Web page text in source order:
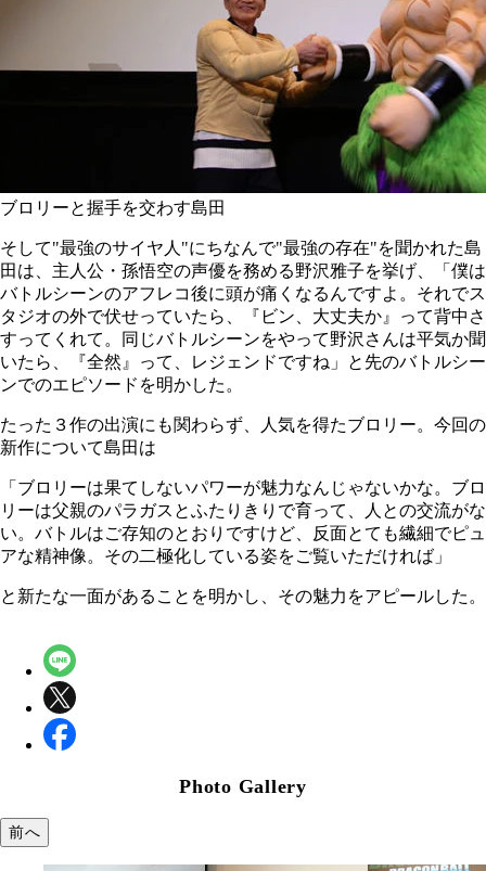
ブロリーと握手を交わす島田
そして"最強のサイヤ人"にちなんで"最強の存在"を聞かれた島
田は、主人公・孫悟空の声優を務める野沢雅子を挙げ、「僕は
バトルシーンのアフレコ後に頭が痛くなるんですよ。それでス
タジオの外で伏せっていたら、『ビン、大丈夫か』って背中さ
すってくれて。同じバトルシーンをやって野沢さんは平気か聞
いたら、『全然』って、レジェンドですね」と先のバトルシー
ンでのエピソードを明かした。
たった３作の出演にも関わらず、人気を得たブロリー。今回の
新作について島田は
「ブロリーは果てしないパワーが魅力なんじゃないかな。ブロ
リーは父親のパラガスとふたりきりで育って、人との交流がな
い。バトルはご存知のとおりですけど、反面とても繊細でピュ
アな精神像。その二極化している姿をご覧いただければ」
と新たな一面があることを明かし、その魅力をアピールした。
Photo Gallery
前へ